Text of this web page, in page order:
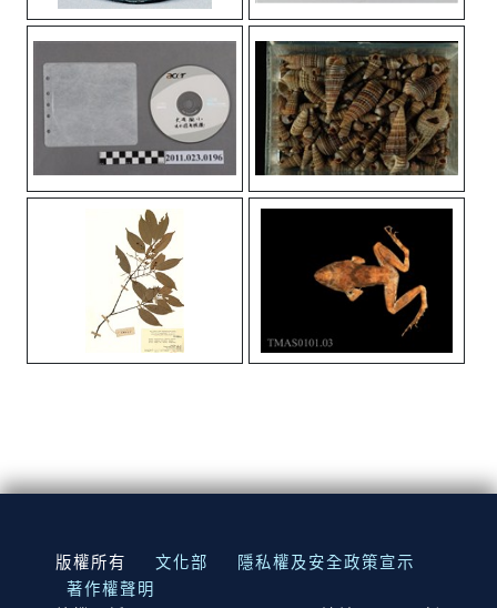
:::
版權所有 文化部
隱私權及安全政策宣示
著作權聲明